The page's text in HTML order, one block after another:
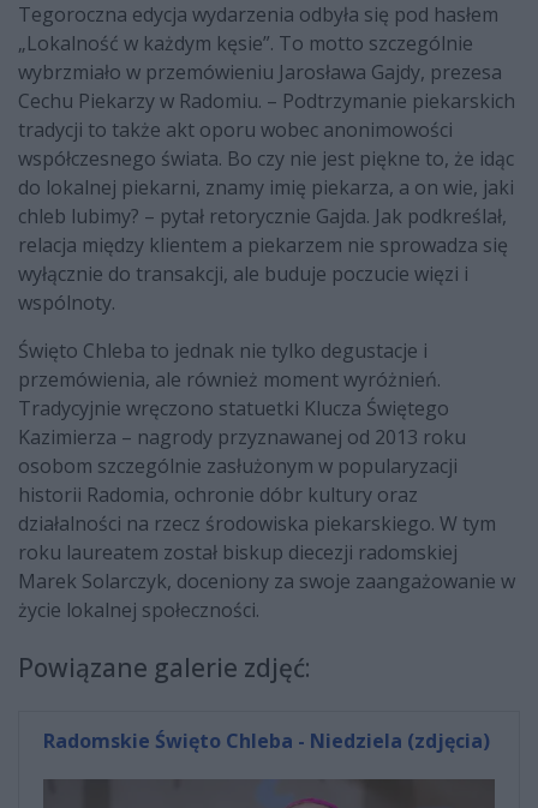
Tegoroczna edycja wydarzenia odbyła się pod hasłem
„Lokalność w każdym kęsie”. To motto szczególnie
wybrzmiało w przemówieniu Jarosława Gajdy, prezesa
Cechu Piekarzy w Radomiu. – Podtrzymanie piekarskich
tradycji to także akt oporu wobec anonimowości
współczesnego świata. Bo czy nie jest piękne to, że idąc
do lokalnej piekarni, znamy imię piekarza, a on wie, jaki
chleb lubimy? – pytał retorycznie Gajda. Jak podkreślał,
relacja między klientem a piekarzem nie sprowadza się
wyłącznie do transakcji, ale buduje poczucie więzi i
wspólnoty.
Święto Chleba to jednak nie tylko degustacje i
przemówienia, ale również moment wyróżnień.
Tradycyjnie wręczono statuetki Klucza Świętego
Kazimierza – nagrody przyznawanej od 2013 roku
osobom szczególnie zasłużonym w popularyzacji
historii Radomia, ochronie dóbr kultury oraz
działalności na rzecz środowiska piekarskiego. W tym
roku laureatem został biskup diecezji radomskiej
Marek Solarczyk, doceniony za swoje zaangażowanie w
życie lokalnej społeczności.
Powiązane galerie zdjęć:
Radomskie Święto Chleba - Niedziela (zdjęcia)